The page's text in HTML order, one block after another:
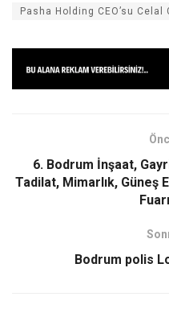
Pasha Holding CEO’su Celal
6. Bodrum İnşaat,
Tadilat, Mimarlık,
Bodrum polis